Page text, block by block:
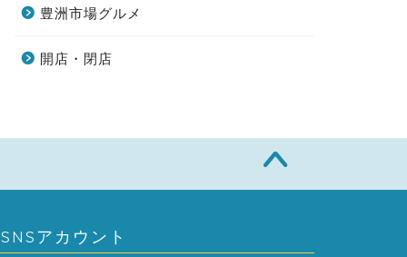
豊洲市場グルメ
開店・閉店
SNSアカウント